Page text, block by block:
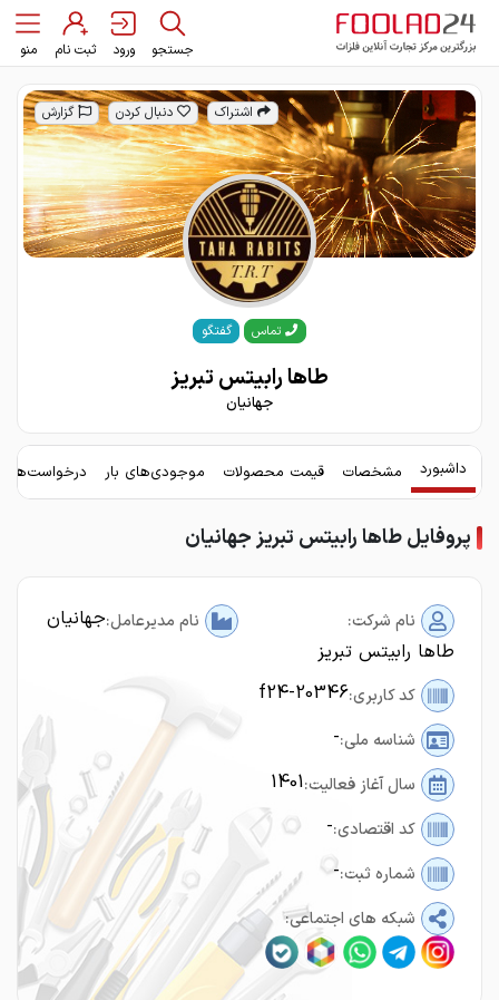
جستجو ورود ثبت نام منو
اشتراک دنبال کردن گزارش
تماس گفتگو
طاها رابیتس تبریز
جهانیان
داشبورد مشخصات قیمت محصولات موجودی‌های بار
پروفایل طاها رابیتس تبریز جهانیان
نام شرکت:
طاها رابیتس تبریز
نام مدیرعامل:جهانیان
کد کاربری:f24-20346
شناسه ملی:-
سال آغاز فعالیت:1401
کد اقتصادی:-
شماره ثبت:-
شبکه های اجتماعی: